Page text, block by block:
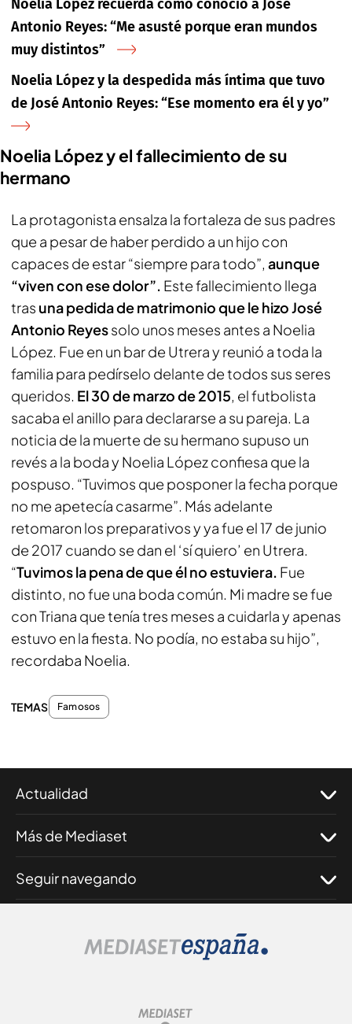
Noelia López recuerda cómo conoció a José
Antonio Reyes: “Me asusté porque eran mundos
muy distintos”
Noelia López y la despedida más íntima que tuvo
de José Antonio Reyes: “Ese momento era él y yo”
Noelia López y el fallecimiento de su
hermano
La protagonista ensalza la fortaleza de sus padres
que a pesar de haber perdido a un hijo con
capaces de estar “siempre para todo”, aunque
“viven con ese dolor”. Este fallecimiento llega
tras una pedida de matrimonio que le hizo José
Antonio Reyessolo unos meses antes a Noelia
López. Fue en un bar de Utrera y reunió a toda la
familia para pedírselo delante de todos sus seres
queridos. El 30 de marzo de 2015, el futbolista
sacaba el anillo para declararse a su pareja. La
noticia de la muerte de su hermano supuso un
revés a la boda y Noelia López confiesa que la
pospuso. “Tuvimos que posponer la fecha porque
no me apetecía casarme”. Más adelante
retomaron los preparativos y ya fue el 17 de junio
de 2017 cuando se dan el ‘sí quiero’ en Utrera.
“Tuvimos la pena de que él no estuviera. Fue
distinto, no fue una boda común. Mi madre se fue
con Triana que tenía tres meses a cuidarla y apenas
estuvo en la fiesta. No podía, no estaba su hijo”,
recordaba Noelia.
TEMAS Famosos
Actualidad
Más de Mediaset
Seguir navegando